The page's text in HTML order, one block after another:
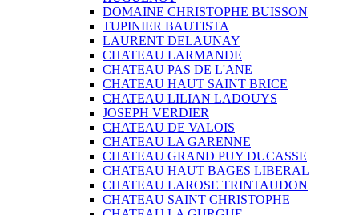
DOMAINE CHRISTOPHE BUISSON
TUPINIER BAUTISTA
LAURENT DELAUNAY
CHATEAU LARMANDE
CHATEAU PAS DE L'ANE
CHATEAU HAUT SAINT BRICE
CHATEAU LILIAN LADOUYS
JOSEPH VERDIER
CHATEAU DE VALOIS
CHATEAU LA GARENNE
CHATEAU GRAND PUY DUCASSE
CHATEAU HAUT BAGES LIBERAL
CHATEAU LAROSE TRINTAUDON
CHATEAU SAINT CHRISTOPHE